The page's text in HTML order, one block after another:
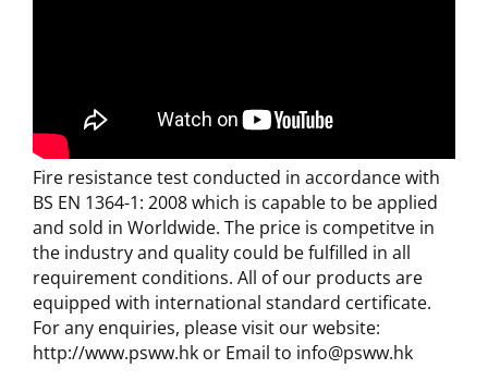
Fire resistance test conducted in accordance with
BS EN 1364-1: 2008 which is capable to be applied
and sold in Worldwide. The price is competitve in
the industry and quality could be fulfilled in all
requirement conditions. All of our products are
equipped with international standard certificate.
For any enquiries, please visit our website:
http://www.psww.hk or Email to info@psww.hk